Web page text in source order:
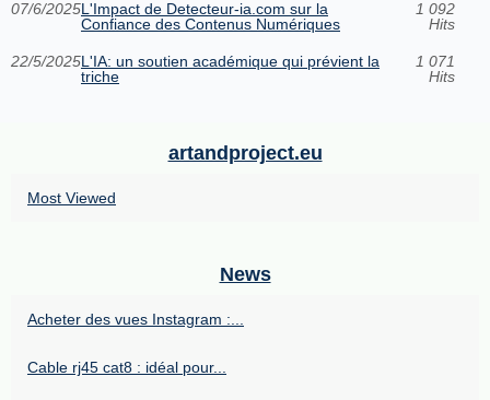
07/6/2025L'Impact de Detecteur-ia.com sur la
Confiance des Contenus Numériques
1 092
Hits
22/5/2025L'IA: un soutien académique qui prévient la
triche
1 071
Hits
artandproject.eu
Most Viewed
News
Acheter des vues Instagram :...
Cable rj45 cat8 : idéal pour...